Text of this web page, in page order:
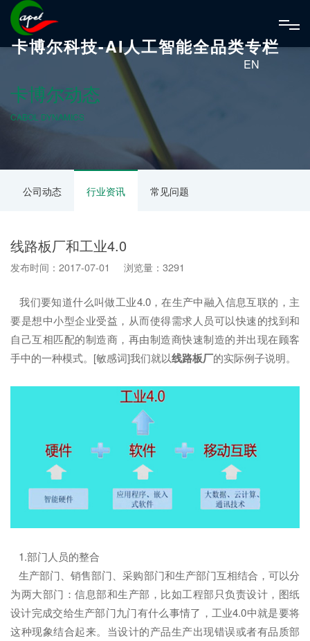
卡博尔科技-AI人工智能全品类专栏
EN
卡博尔动态
CABOL DYNAMICS
公司动态 行业资讯 常见问题
线路板厂和工业4.0
发布时间：2017-07-01 浏览量：3291
我们要知道什么叫做工业4.0，在生产中融入信息互联的，主
要是想中小型企业受益，从而使得需求人员可以快速的找到和
自己互相匹配的制造商，再由制造商快速制造的并出现在顾客
手中的一种模式。[敏感词]我们就以线路板厂的实际例子说明。
1.部门人员的整合
生产部门、销售部门、采购部门和生产部门互相结合，可以分
为两大部门：信息部和生产部，比如工程部只负责设计，图纸
设计完成交给生产部门九门有什么事情了，工业4.0中就是要将
这种现象结合起来。当设计的产品生产出现错误或者有品质部